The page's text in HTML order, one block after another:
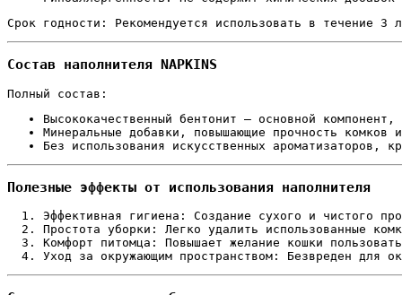
Срок годности: Рекомендуется использовать в течение 3
Состав наполнителя NAPKINS
Полный состав:
Высококачественный бентонит — основной
Минеральные добавки, повышающие прочность комков
Без использования искусственных ароматизаторов,
Полезные эффекты от использования наполнителя
Эффективная гигиена: Создание сухого и чистого
Простота уборки: Легко удалить использованные
Комфорт питомца: Повышает желание кошки
Уход за окружающим пространством: Безвреден для